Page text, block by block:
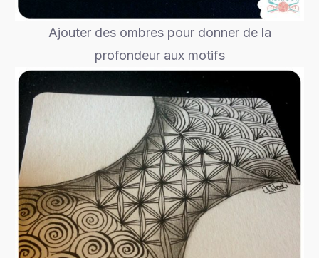
Ajouter des ombres pour donner de la
profondeur aux motifs